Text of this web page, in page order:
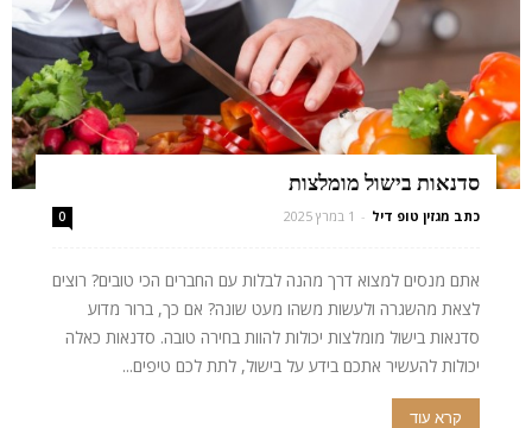
סדנאות בישול מומלצות
כתב מגזין טופ דיל - 1 במרץ 2025 0
אתם מנסים למצוא דרך מהנה לבלות עם החברים הכי טובים? רוצים
לצאת מהשגרה ולעשות משהו מעט שונה? אם כך, ברור מדוע
סדנאות בישול מומלצות יכולות להוות בחירה טובה. סדנאות כאלה
יכולות להעשיר אתכם בידע על בישול, לתת לכם טיפים...
קרא עוד